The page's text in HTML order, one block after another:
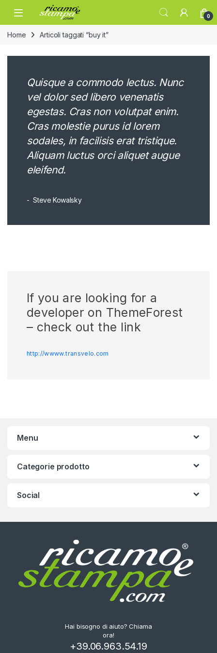
Skip to navigation
Open 0
Home Articoli taggati “buy it”
Quisque a commodo lectus. Nunc
vel dolor sed libero venenatis
egestas. Cras non volutpat enim.
Cras molestie purus id lorem
sodales, in facilisis erat tristique.
Aliquam luctus orci aliquet augue
eleifend.
Steve Kowalsky
If you are looking for a
developer on ThemeForest
– check out the link
http://wwww.transvelo.com
Menu
Categorie prodotto
Social
Hai bisogno di aiuto? Chiama
ora!
+39.06.963.54.19